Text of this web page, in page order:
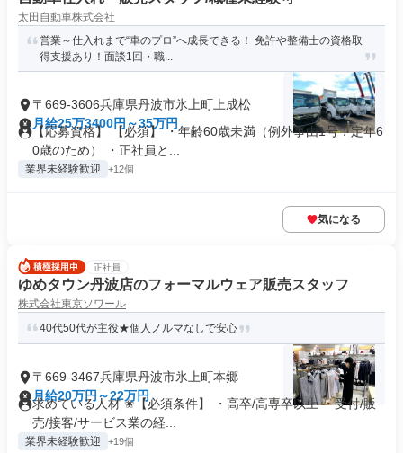
太田自動車株式会社
営業～仕入れまで“車のプロ”へ成長できる！ 免許や整備士の資格取
得支援あり！面談1回・職...
〒669-3606兵庫県丹波市氷上町上成松
月給25万3400円～35万円
【応募資格】 【必須】 ・年齢60歳未満（例外事由1号：定年6
0歳のため） ・正社員と...
業界未経験歓迎 +12個
気になる
正社員
ゆめタウン丹波店のフォーマルウェア販売スタッフ
株式会社東京ソワール
40代50代が主役★個人ノルマなしで安心
〒669-3467兵庫県丹波市氷上町本郷
月給20万円～22万円
求めている人材 ✬【必須条件】 ・高卒/高専卒以上 ・受付/販
売/接客/サービス業の経...
業界未経験歓迎 +19個